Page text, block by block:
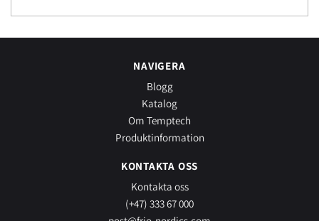
NAVIGERA
Blogg
Katalog
Om Temptech
Produktinformation
KONTAKTA OSS
Kontakta oss
(+47) 333 67 000